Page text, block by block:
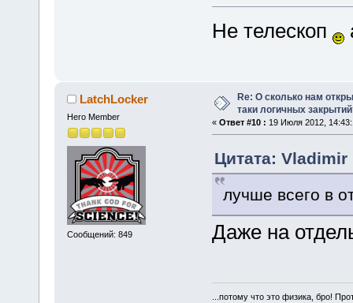
Не телескоп
LatchLocker
Hero Member
Сообщений: 849
Re: О сколько нам
таки логичных
« Ответ #10 : 19 Июля 2012,
Цитата:
лучше всего в
Даже на
...потому что это физика, бро!